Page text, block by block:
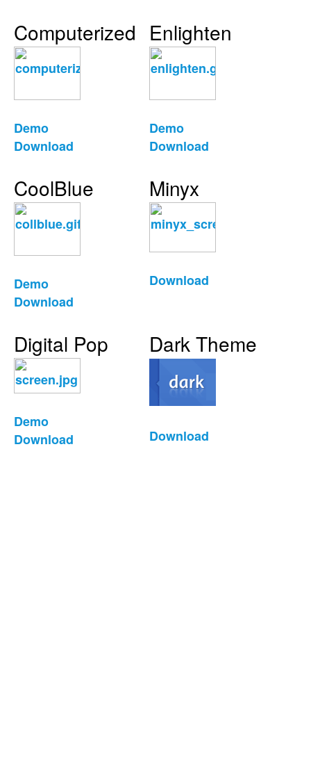
Computerized
Demo
Download
Enlighten
Demo
Download
CoolBlue
Demo
Download
Minyx
Download
Digital Pop
Demo
Download
Dark Theme
Download